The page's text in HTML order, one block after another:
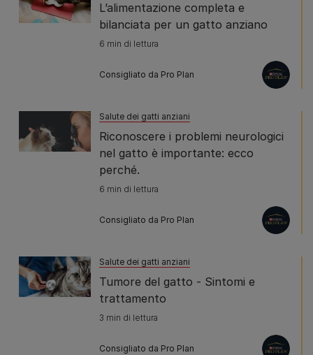
L’alimentazione completa e
bilanciata per un gatto anziano
6 min di lettura
Consigliato da Pro Plan
Salute dei gatti anziani
Riconoscere i problemi neurologici
nel gatto è importante: ecco
perché.
6 min di lettura
Consigliato da Pro Plan
Salute dei gatti anziani
Tumore del gatto - Sintomi e
trattamento
3 min di lettura
Consigliato da Pro Plan